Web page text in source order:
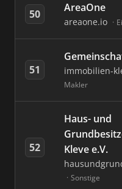
50 AreaOne
areaone.io
51 immobilien-
Makler
52
Haus- und
Kleve e.V.
Sonstige